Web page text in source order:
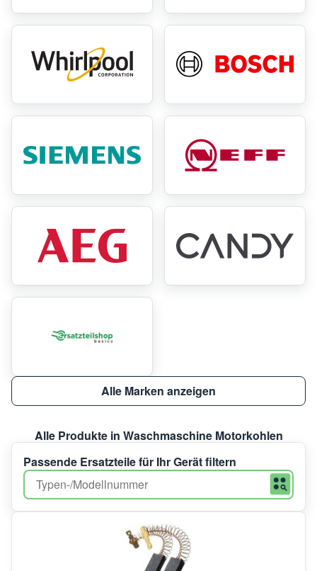
Alle Marken anzeigen
Alle Produkte in Waschmaschine Motorkohlen
Passende Ersatzteile für Ihr Gerät filtern